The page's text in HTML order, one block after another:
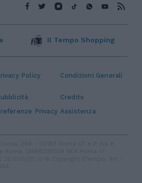
Policy Condizioni Generali
Credits
Privacy Assistenza
Il Tempo Shopping